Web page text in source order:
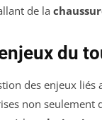
de la
du
des enjeux liés
non seulement